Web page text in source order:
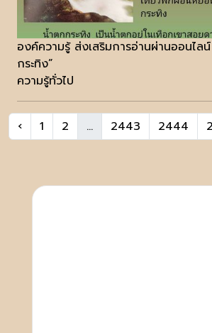
องค์ความรู้ ส่งเสริมการอ่านผ่านออนไล
กระทิง”
ความรู้ทั่วไป
‹ 1 2 ... 2443 2444